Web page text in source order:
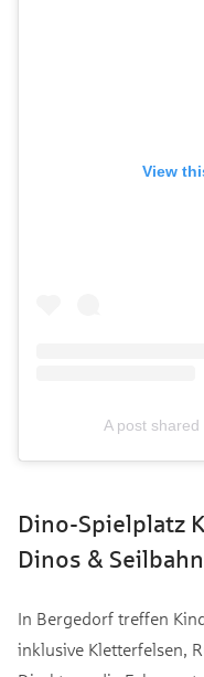
View
A post
Dino-Spielplatz
Dinos &
In Bergedorf treffen
inklusive Kletterfelsen,